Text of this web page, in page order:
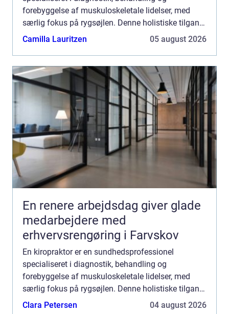
forebyggelse af muskuloskeletale lidelser, med
særlig fokus på rygsøjlen. Denne holistiske tilgang
til kroppens velvære arbejder ud fra den f...
Camilla Lauritzen 05 august 2026
En renere arbejdsdag giver glade
medarbejdere med
erhvervsrengøring i Farvskov
En kiropraktor er en sundhedsprofessionel
specialiseret i diagnostik, behandling og
forebyggelse af muskuloskeletale lidelser, med
særlig fokus på rygsøjlen. Denne holistiske tilgang
til kroppens velvære arbejder ud fra den f...
Clara Petersen 04 august 2026